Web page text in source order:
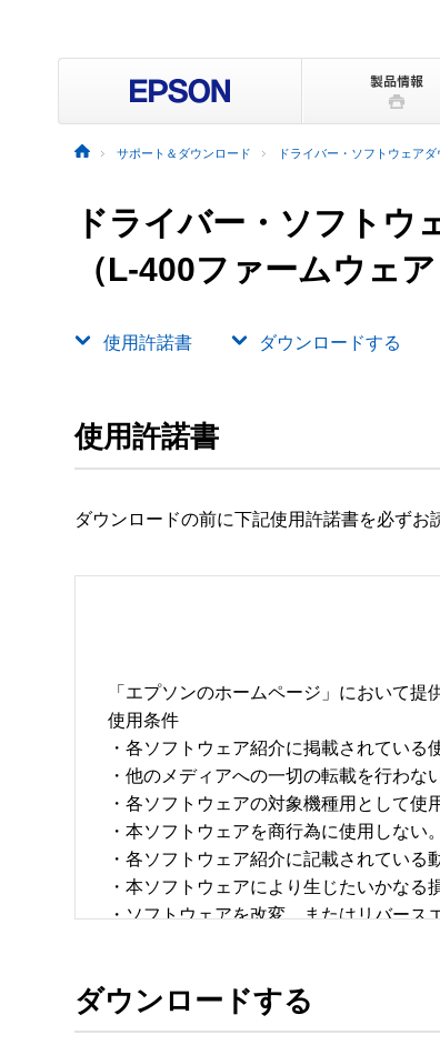
サポート＆ダウンロード ドライバー・ソフトウェア
ドライバー・ソフトウ
（L-400ファームウェ
使用許諾書 ダウンロードする
使用許諾書
ダウンロードの前に下記使用許諾書を必ずお
「エプソンのホームページ」において
使用条件
・各ソフトウェア紹介に掲載されている
・他のメディアへの一切の転載を行わな
・各ソフトウェアの対象機種用として使
・本ソフトウェアを商行為に使用しな
・各ソフトウェア紹介に記載されている
・本ソフトウェアにより生じたいかな
・ソフトウェアを改変、またはリバース
ソフトウェアのサポート
ダウンロードする